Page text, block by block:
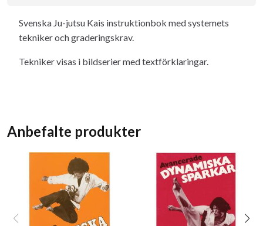
Svenska Ju-jutsu Kais instruktionbok med systemets
tekniker och graderingskrav.
Tekniker visas i bildserier med textförklaringar.
Anbefalte produkter